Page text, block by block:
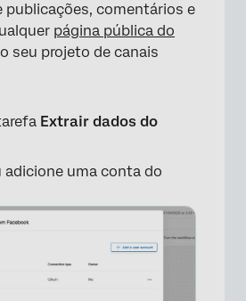
comentários e
página pública do
seu projeto de canais
Extrair dados do
adicione uma conta do